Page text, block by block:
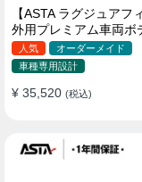
【ASTA ラグジュアフ
外用プレミアム車両ボ
ー】PUレザー製 オー
ド 高級感 裏起毛車カバ
対策
人気
オーダーメイド
車種専用設計
¥ 35,520 (税込)